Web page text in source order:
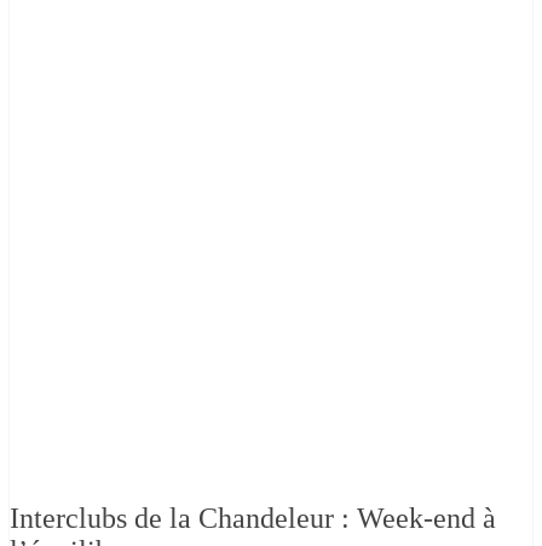
Interclubs de la Chandeleur : Week-end à